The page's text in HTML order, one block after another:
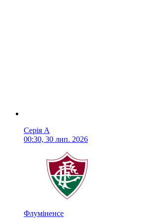
Серія А
00:30, 30 лип. 2026
Флуміненсе